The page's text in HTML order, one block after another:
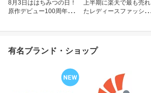
8月3日ははちみつの日！
原作デビュー100周年も
上半期に楽天で最も売れ
たレディースファッショ
有名ブランド・ショップ